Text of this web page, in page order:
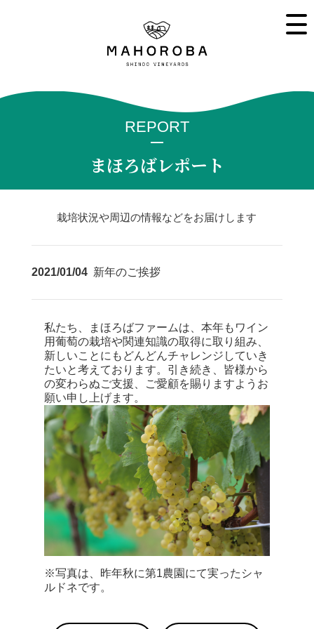
REPORT
まほろばレポート
栽培状況や周辺の情報などをお届けします
2021/01/04新年のご挨拶
私たち、まほろばファームは、本年もワイン
用葡萄の栽培や関連知識の取得に取り組み、
新しいことにもどんどんチャレンジしていき
たいと考えております。引き続き、皆様から
の変わらぬご支援、ご愛顧を賜りますようお
願い申し上げます。
※写真は、昨年秋に第1農園にて実ったシャ
ルドネです。